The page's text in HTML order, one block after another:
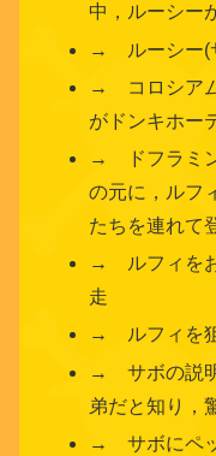
中，ルーシー
→ ルーシー(
→ コロシアム
がドンキホー
→ ドフラミン
の元に，ルフ
たちを連れて
→ ルフィをお
走
→ ルフィを狙
→ サボの説明
弟だと知り，
→ サボにペ